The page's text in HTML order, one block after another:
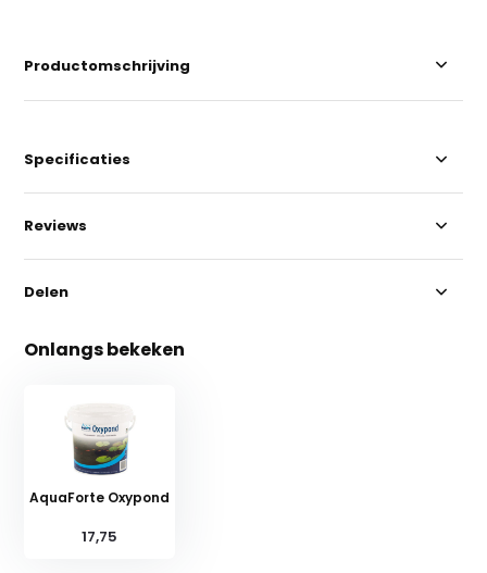
Productomschrijving
Specificaties
Reviews
Delen
Onlangs bekeken
AquaForte Oxypond
17,75